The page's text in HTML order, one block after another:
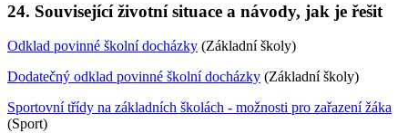
24. Související životní situace a návody, jak je řešit
Odklad povinné školní docházky (Základní školy)
Dodatečný odklad povinné školní docházky (Základní školy)
Sportovní třídy na základních školách - možnosti pro zařazení žáka
(Sport)